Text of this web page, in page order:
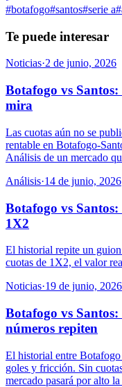
#botafogo#santos#serie a#
Te puede interesar
Noticias·2 de junio, 2026
Botafogo vs
mira
Las cuotas aún no se
rentable en Botafogo-
Análisis de un mercado
Análisis·14 de junio, 2026
Botafogo vs Santos:
1X2
El historial repite un
cuotas de 1X2, el valor
Noticias·19 de junio, 2026
Botafogo vs
números repiten
El historial entre
goles y fricción. Sin
mercado pasará por alto